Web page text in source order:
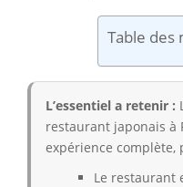
Table des
L’essentiel a retenir :
restaurant japonais à
expérience complète,
Le restaurant